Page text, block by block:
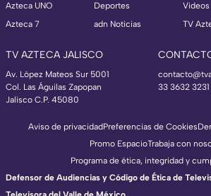
Azteca UNO
Azteca 7
Deportes
adn Noticias
Videos
TV
TV AZTECA JALISCO
Av. López Mateos Sur 5001
Col. Las Águilas Zapopan
Jalisco C.P. 45080
33 3632
Aviso de privacidadPreferencias de Cookies
Promo EspacioTrabaja con
Programa de ética, integridad y
Defensor de Audiencias y Código de Ética de